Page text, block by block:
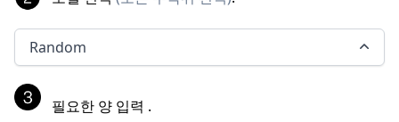
Random
필요한 양 입력 .